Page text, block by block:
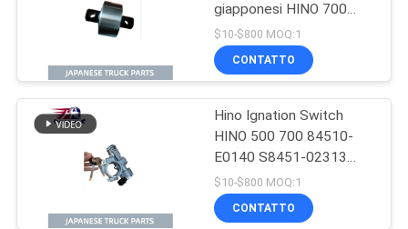
giapponesi HINO 700
P11C Hino Mixer Truck
Parts
$10-$800 MOQ:1
CONTATTO
Hino Ignation Switch
HINO 500 700 84510-
E0140 S8451-02313
Utilizzo Per camion
giapponese Per parti di
motore Hino
$10-$800 MOQ:1
CONTATTO